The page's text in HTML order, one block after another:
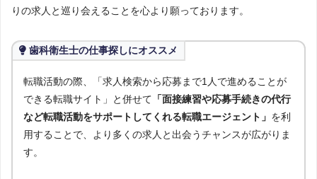
りの求人と巡り会えることを心より願っております。
歯科衛生士の仕事探しにオススメ
転職活動の際、「求人検索から応募まで1人で進めることが
できる転職サイト」と併せて 「面接練習や応募手続きの代行
など転職活動をサポートしてくれる転職エージェント」 を利
用することで、より多くの求人と出会うチャンスが広がりま
す。